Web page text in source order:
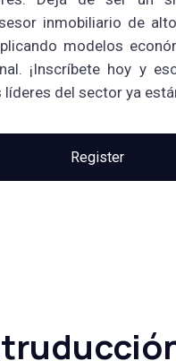
inmobiliario de
modelos
¡Inscríbete hoy y
del sector ya
Register